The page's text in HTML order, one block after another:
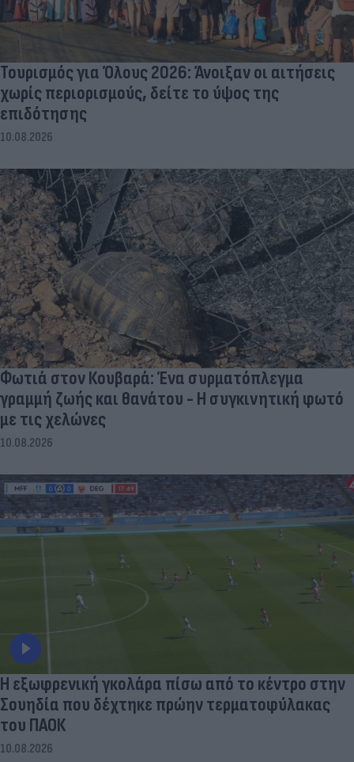
Τουρισμός για Όλους 2026: Άνοιξαν οι αιτήσεις
χωρίς περιορισμούς, δείτε το ύψος της
επιδότησης
10.08.2026
Φωτιά στον Κουβαρά: Ένα συρματόπλεγμα
γραμμή ζωής και θανάτου - Η συγκινητική φωτό
με τις χελώνες
10.08.2026
Η εξωφρενική γκολάρα πίσω από το κέντρο στην
Σουηδία που δέχτηκε πρώην τερματοφύλακας
του ΠΑΟΚ
10.08.2026